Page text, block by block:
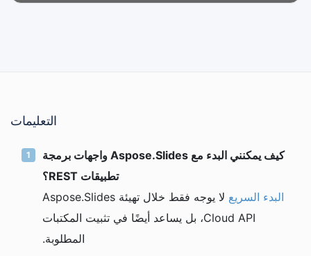
التعليمات
كيف يمكنني البدء مع Aspose.Slides واجهات برمجة
تطبيقات REST؟
البدء السريع
لا يوجه فقط خلال تهيئة Aspose.Slides
Cloud API، بل يساعد أيضًا في تثبيت المكتبات
المطلوبة.